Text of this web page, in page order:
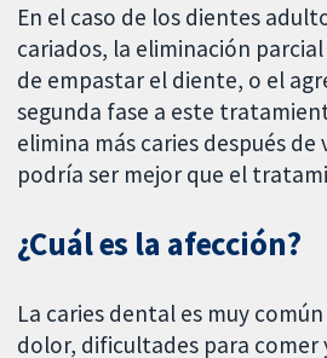
En el caso de los dientes
cariados, la eliminación
de empastar el diente, o el
segunda fase a este
elimina más caries después de
podría ser mejor que el
¿Cuál es la afección?
La caries dental es muy
dolor, dificultades para comer